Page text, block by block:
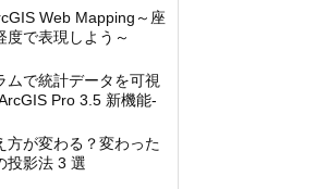
Web Mapping～座
度で表現しよう～
ムで統計データを可視
Pro 3.5 新機能-
方が変わる？変わった
投影法 3 選